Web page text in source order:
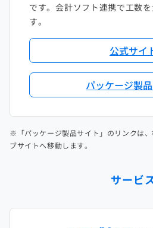
です。会計ソフト連携で工数
す。
公式サイ
パッケージ製
※「パッケージ製品サイト」のリンクは
ブサイトへ移動します。
サービ